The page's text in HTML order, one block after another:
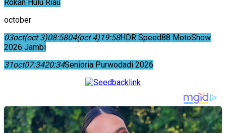
Rokan Hulu Riau
october
03oct(oct 3)08:5804(oct 4)19:58HDR Speed88 MotoShow
2026 Jambi
31oct07:3420:34Senioria Purwodadi 2026